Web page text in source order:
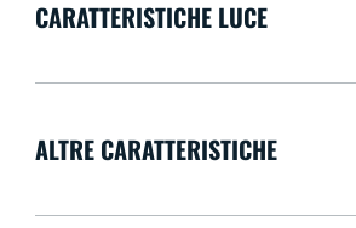
CARATTERISTICHE LUCE
ALTRE CARATTERISTICHE